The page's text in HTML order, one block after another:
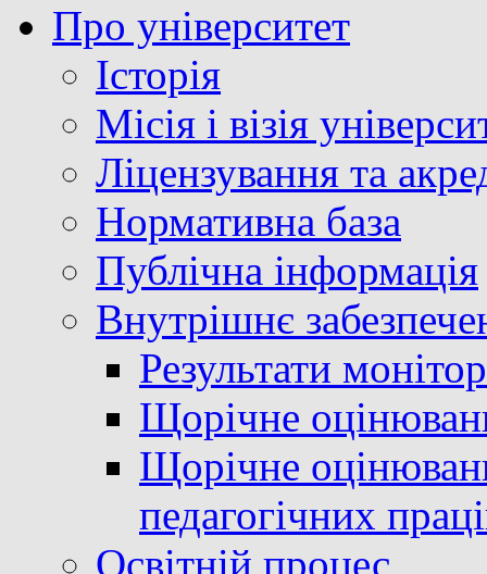
Про університет
Історія
Місія і візія
Ліцензування та
Нормативна база
Публічна інформація
Внутрішнє
Результати
Щорічне
Щорічне
педагогічних
Освітній процес